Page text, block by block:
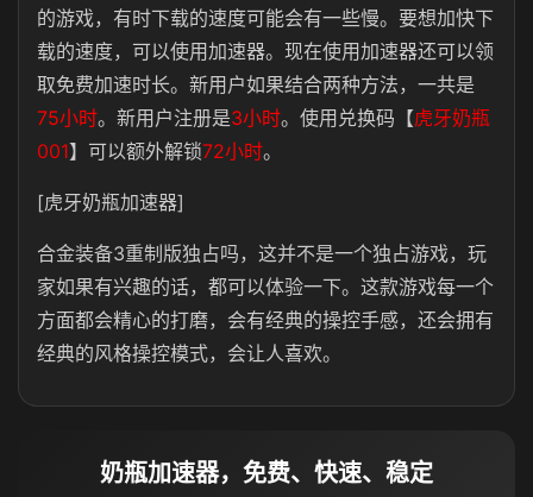
的游戏，有时下载的速度可能会有一些慢。要想加快下
载的速度，可以使用加速器。现在使用加速器还可以领
取免费加速时长。新用户如果结合两种方法，一共是
75小时。新用户注册是3小时。使用兑换码【虎牙奶瓶
001】可以额外解锁72小时。
[虎牙奶瓶加速器]
合金装备3重制版独占吗，这并不是一个独占游戏，玩
家如果有兴趣的话，都可以体验一下。这款游戏每一个
方面都会精心的打磨，会有经典的操控手感，还会拥有
经典的风格操控模式，会让人喜欢。
奶瓶加速器，免费、快速、稳定